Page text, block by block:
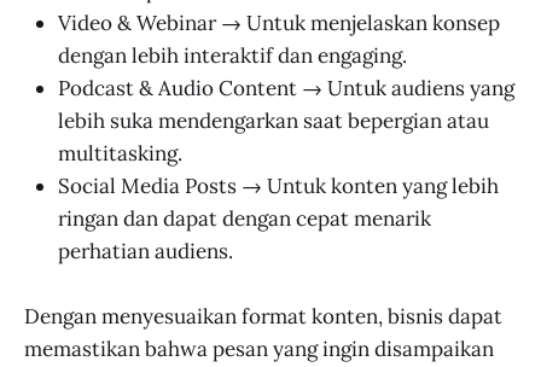
Video & Webinar → Untuk menjelaskan konsep
dengan lebih interaktif dan engaging.
Podcast & Audio Content → Untuk audiens yang
lebih suka mendengarkan saat bepergian atau
multitasking.
Social Media Posts → Untuk konten yang lebih
ringan dan dapat dengan cepat menarik
perhatian audiens.
Dengan menyesuaikan format konten, bisnis dapat
memastikan bahwa pesan yang ingin disampaikan